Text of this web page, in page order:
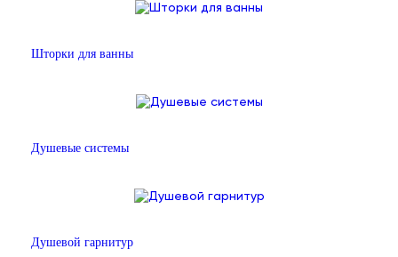
Шторки для ванны
Душевые системы
Душевой гарнитур